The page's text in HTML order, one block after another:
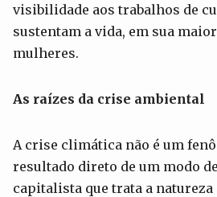
visibilidade aos trabalhos de
sustentam a vida, em sua
mulheres.
As raízes da crise ambiental
A crise climática não é um
resultado direto de um modo
capitalista que trata a natureza